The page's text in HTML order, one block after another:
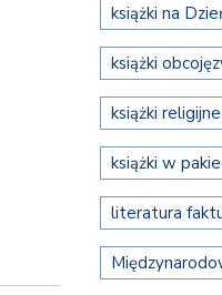
książki na
książki
książki religijne
książki w
literatura